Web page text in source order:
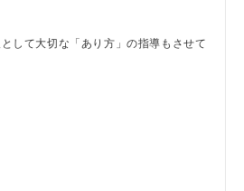
して大切な「あり方」の指導もさせて